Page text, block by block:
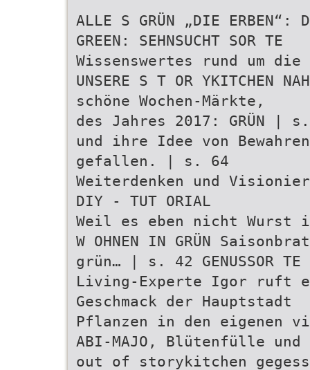
ALLE S GRÜN „DIE ERBEN“:
GREEN: SEHNSUCHT SOR TE
Wissenswertes rund um die
UNSERE S T OR YKITCHEN
schöne Wochen-Märkte,
des Jahres 2017: GRÜN |
und ihre Idee von
gefallen. | s. 64
Weiterdenken und
DIY - TUT ORIAL
Weil es eben nicht
W OHNEN IN GRÜN
grün… | s. 42 GENUSSOR
Living-Experte Igor ruft
Geschmack der Hauptstadt
Pflanzen in den eigenen
ABI-MAJO, Blütenfülle und
out of storykitchen